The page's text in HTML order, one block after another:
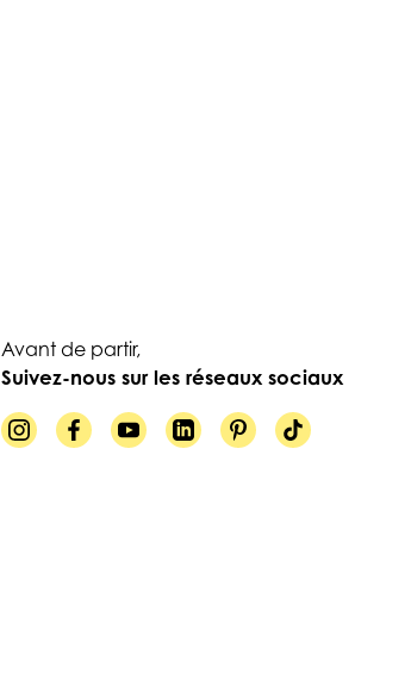
Avant de partir,
Suivez-nous sur les réseaux sociaux